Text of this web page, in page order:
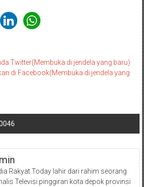
Twitter(Membuka di jendela yang baru)
di Facebook(Membuka di jendela yang
Rakyat Today lahir dari rahim seorang
Televisi pinggiran kota depok provinsi